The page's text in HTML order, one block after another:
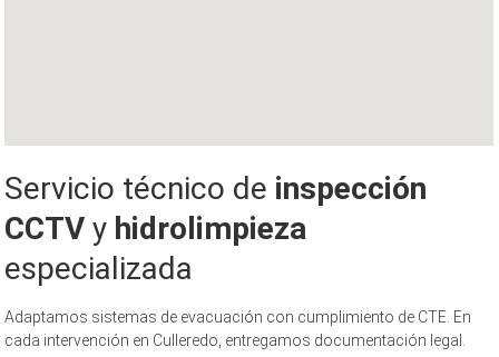
Servicio técnico de inspección
CCTV y hidrolimpieza
especializada
Adaptamos sistemas de evacuación con cumplimiento de CTE. En
cada intervención en Culleredo, entregamos documentación legal.